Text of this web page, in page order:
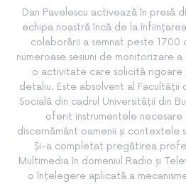
Dan Pavelescu activează în presă
echipa noastră încă de la
colaborării a semnat peste 1700
numeroase sesiuni de monitorizare
o activitate care solicită rigoare
detaliu. Este absolvent al Facultății
Socială din cadrul Universității din
oferit instrumentele necesare
discernământ oamenii și contextele
Și-a completat pregătirea
Multimedia în domeniul Radio și
o înțelegere aplicată a